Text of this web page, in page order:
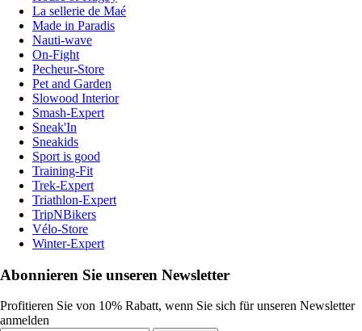
La sellerie de Maé
Made in Paradis
Nauti-wave
On-Fight
Pecheur-Store
Pet and Garden
Slowood Interior
Smash-Expert
Sneak'In
Sneakids
Sport is good
Training-Fit
Trek-Expert
Triathlon-Expert
TripNBikers
Vélo-Store
Winter-Expert
Abonnieren Sie unseren Newsletter
Profitieren Sie von 10% Rabatt, wenn Sie sich für unseren Newsletter
anmelden